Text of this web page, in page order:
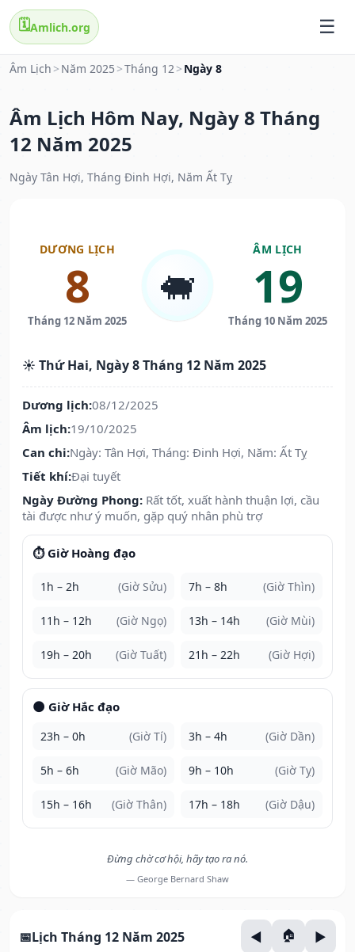
🗓️Amlich.org
Âm Lịch > Năm 2025 >Tháng 12> Ngày 8
Âm Lịch Hôm Nay, Ngày 8 Tháng
12 Năm 2025
Ngày Tân Hợi, Tháng Đinh Hợi, Năm Ất Tỵ
DƯƠNG LỊCH
8
Tháng 12 Năm 2025
🐖
ÂM LỊCH
19
Tháng 10 Năm 2025
☀️ Thứ Hai, Ngày 8 Tháng 12 Năm 2025
Dương lịch:08/12/2025
Âm lịch:19/10/2025
Can chi:Ngày: Tân Hợi, Tháng: Đinh Hợi, Năm: Ất Tỵ
Tiết khí:Đại tuyết
Ngày Đường Phong: Rất tốt, xuất hành thuận lợi, cầu
tài được như ý muốn, gặp quý nhân phù trợ
⏱️ Giờ Hoàng đạo
1h – 2h (Giờ Sửu) 7h – 8h (Giờ Thìn)
11h – 12h (Giờ Ngọ) 13h – 14h (Giờ Mùi)
19h – 20h (Giờ Tuất) 21h – 22h (Giờ Hợi)
🌑 Giờ Hắc đạo
23h – 0h (Giờ Tí) 3h – 4h (Giờ Dần)
5h – 6h (Giờ Mão) 9h – 10h (Giờ Tỵ)
15h – 16h (Giờ Thân) 17h – 18h (Giờ Dậu)
Đừng chờ cơ hội, hãy tạo ra nó.
— George Bernard Shaw
Lịch Tháng 12 Năm 2025